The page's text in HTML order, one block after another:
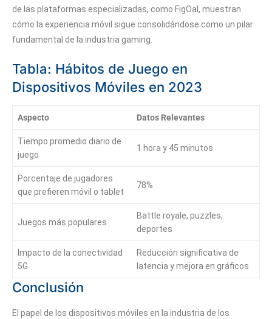
de las plataformas especializadas, como FigOal, muestran
cómo la experiencia móvil sigue consolidándose como un pilar
fundamental de la industria gaming.
Tabla: Hábitos de Juego en
Dispositivos Móviles en 2023
Aspecto Datos Relevantes
Tiempo promedio diario de
juego
1 hora y 45 minutos
Porcentaje de jugadores
que prefieren móvil o tablet
78%
Juegos más populares
Battle royale, puzzles,
deportes
Impacto de la conectividad
5G
Reducción significativa de
latencia y mejora en gráficos
Conclusión
El papel de los dispositivos móviles en la industria de los